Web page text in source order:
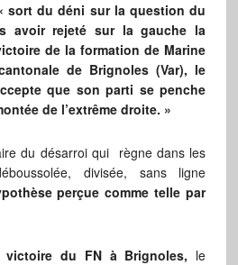
sort du déni sur la question du
avoir rejeté sur la gauche la
de la formation de Marine
de Brignoles (Var), le
que son parti se penche
de l’extrême droite. »
du désarroi qui règne dans les
divisée, sans ligne
perçue comme telle par
victoire du FN à Brignoles, le